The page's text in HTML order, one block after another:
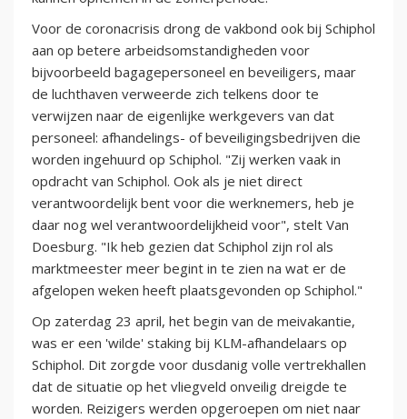
Voor de coronacrisis drong de vakbond ook bij Schiphol
aan op betere arbeidsomstandigheden voor
bijvoorbeeld bagagepersoneel en beveiligers, maar
de luchthaven verweerde zich telkens door te
verwijzen naar de eigenlijke werkgevers van dat
personeel: afhandelings- of beveiligingsbedrijven die
worden ingehuurd op Schiphol. "Zij werken vaak in
opdracht van Schiphol. Ook als je niet direct
verantwoordelijk bent voor die werknemers, heb je
daar nog wel verantwoordelijkheid voor", stelt Van
Doesburg. "Ik heb gezien dat Schiphol zijn rol als
marktmeester meer begint in te zien na wat er de
afgelopen weken heeft plaatsgevonden op Schiphol."
Op zaterdag 23 april, het begin van de meivakantie,
was er een 'wilde' staking bij KLM-afhandelaars op
Schiphol. Dit zorgde voor dusdanig volle vertrekhallen
dat de situatie op het vliegveld onveilig dreigde te
worden. Reizigers werden opgeroepen om niet naar